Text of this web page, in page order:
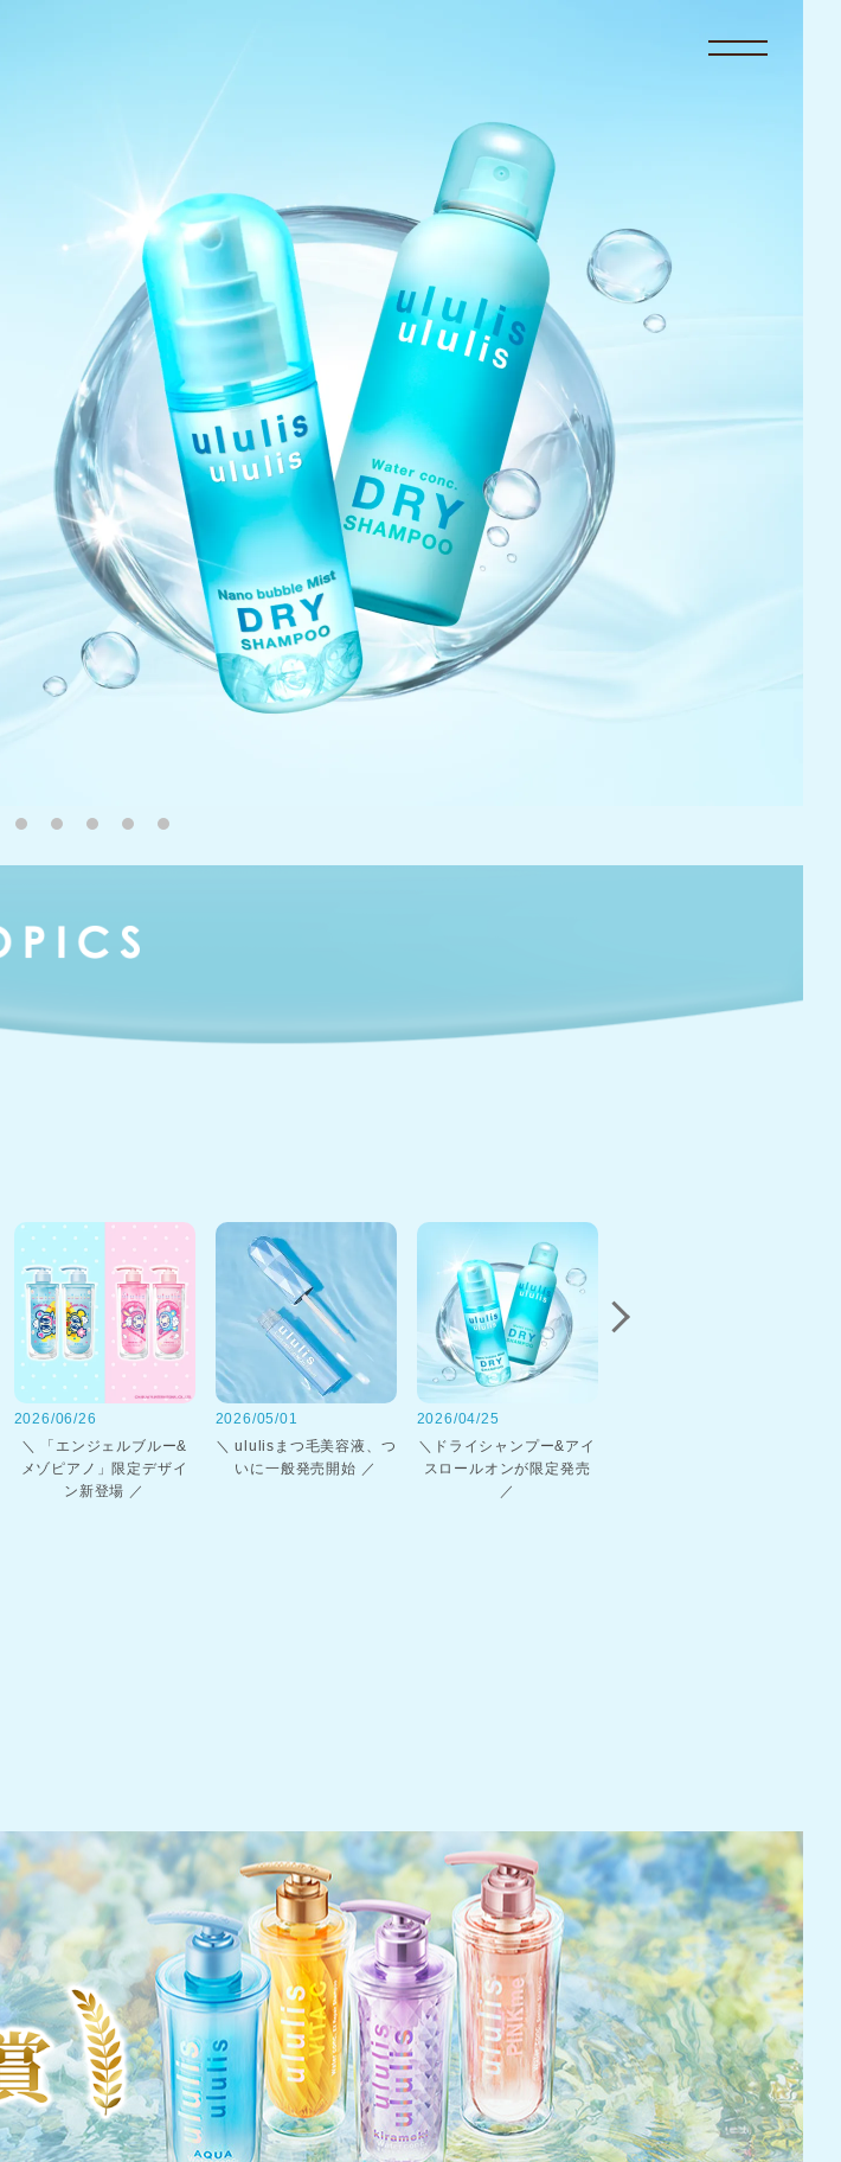
2026/06/26
＼ 「エンジェルブルー&
メゾピアノ」限定デザイ
ン新登場 ／
2026/05/01
＼ ululisまつ毛美容液、つ
いに一般発売開始 ／
2026/04/25
＼ドライシャンプー&アイ
スロールオンが限定発売
／